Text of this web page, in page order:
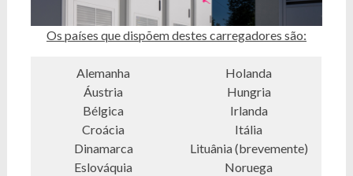
Os países que dispõem destes carregadores são:
Alemanha
Áustria
Bélgica
Croácia
Dinamarca
Eslováquia
Holanda
Hungria
Irlanda
Itália
Lituânia (brevemente)
Noruega